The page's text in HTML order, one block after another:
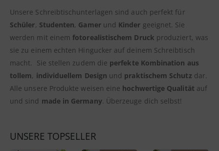
Unsere Schreibtischunterlagen sind auch perfekt für
Schüler, Studenten, Gamerund Kinder geeignet. Sie
werden mit einem fotorealistischem Druck produziert, was
sie zu einem echten Hingucker auf deinem Schreibtisch
macht. Sie stellen zudem die perfekte Kombination aus
tollem, individuellem Design und praktischem Schutz dar.
Alle unsere Produkte weisen eine hochwertige Qualität auf
und sind made in Germany. Überzeuge dich selbst!
UNSERE TOPSELLER